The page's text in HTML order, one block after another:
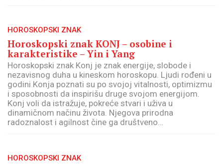
HOROSKOPSKI ZNAK
Horoskopski znak KONJ – osobine i
karakteristike – Yin i Yang
Horoskopski znak Konj je znak energije, slobode i
nezavisnog duha u kineskom horoskopu. Ljudi rođeni u
godini Konja poznati su po svojoj vitalnosti, optimizmu
i sposobnosti da inspirišu druge svojom energijom.
Konj voli da istražuje, pokreće stvari i uživa u
dinamičnom načinu života. Njegova prirodna
radoznalost i agilnost čine ga društveno…
HOROSKOPSKI ZNAK